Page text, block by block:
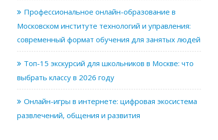
Профессиональное онлайн-образование в
Московском институте технологий и управления:
современный формат обучения для занятых людей
Топ-15 экскурсий для школьников в Москве: что
выбрать классу в 2026 году
Онлайн-игры в интернете: цифровая экосистема
развлечений, общения и развития